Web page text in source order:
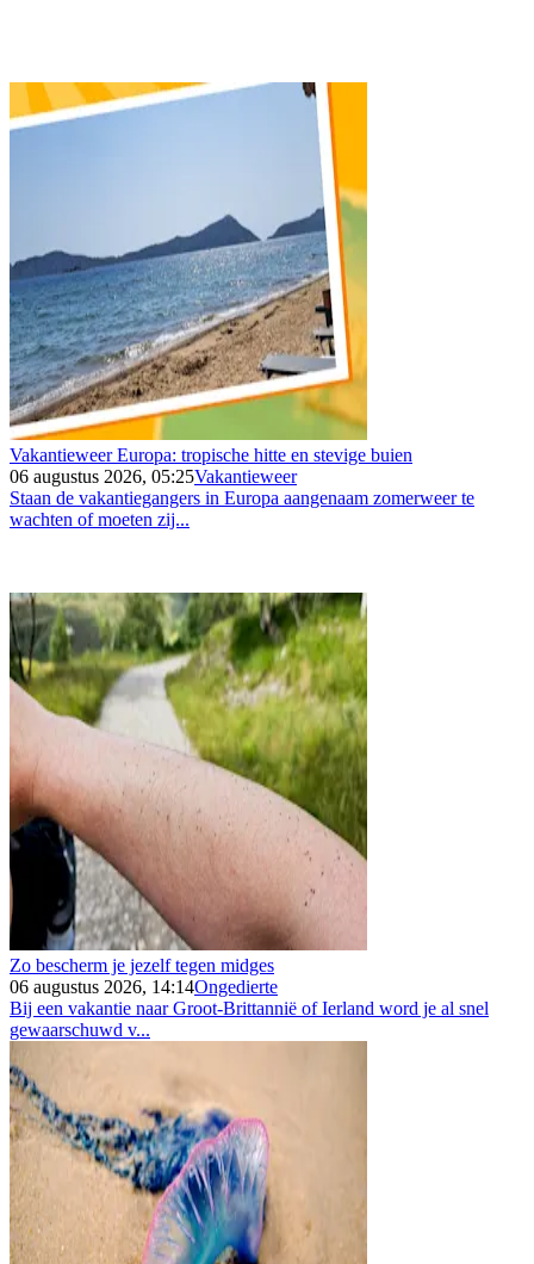
Vakantieweer Europa: tropische hitte en stevige buien
06 augustus 2026, 05:25Vakantieweer
Staan de vakantiegangers in Europa aangenaam zomerweer te
wachten of moeten zij...
Zo bescherm je jezelf tegen midges
06 augustus 2026, 14:14Ongedierte
Bij een vakantie naar Groot-Brittannië of Ierland word je al snel
gewaarschuwd v...